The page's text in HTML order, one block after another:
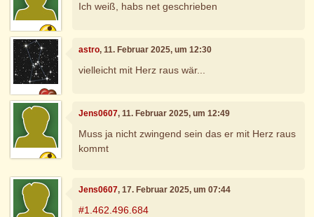
Ich weiß, habs net geschrieben
astro, 11. Februar 2025, um 12:30
vielleicht mit Herz raus wär...
Jens0607, 11. Februar 2025, um 12:49
Muss ja nicht zwingend sein das er mit Herz raus
kommt
Jens0607, 17. Februar 2025, um 07:44
#1.462.496.684